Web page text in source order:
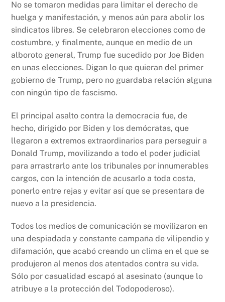
No se tomaron medidas para limitar el derecho de
huelga y manifestación, y menos aún para abolir los
sindicatos libres. Se celebraron elecciones como de
costumbre, y finalmente, aunque en medio de un
alboroto general, Trump fue sucedido por Joe Biden
en unas elecciones. Digan lo que quieran del primer
gobierno de Trump, pero no guardaba relación alguna
con ningún tipo de fascismo.
El principal asalto contra la democracia fue, de
hecho, dirigido por Biden y los demócratas, que
llegaron a extremos extraordinarios para perseguir a
Donald Trump, movilizando a todo el poder judicial
para arrastrarlo ante los tribunales por innumerables
cargos, con la intención de acusarlo a toda costa,
ponerlo entre rejas y evitar así que se presentara de
nuevo a la presidencia.
Todos los medios de comunicación se movilizaron en
una despiadada y constante campaña de vilipendio y
difamación, que acabó creando un clima en el que se
produjeron al menos dos atentados contra su vida.
Sólo por casualidad escapó al asesinato (aunque lo
atribuye a la protección del Todopoderoso).